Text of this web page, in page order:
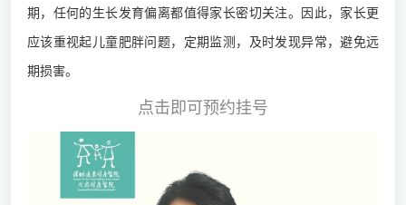
期，任何的生长发育偏离都值得家长密切关注。因此，家长更
应该重视起儿童肥胖问题，定期监测，及时发现异常，避免远
期损害。
点击即可预约挂号